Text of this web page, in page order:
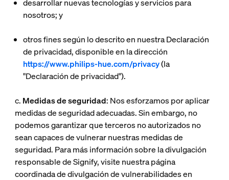
desarrollar nuevas tecnologías y servicios para
nosotros; y
otros fines según lo descrito en nuestra Declaración
de privacidad, disponible en la dirección
https://www.philips-hue.com/privacy(la
"Declaración de privacidad").
c. Medidas de seguridad: Nos esforzamos por aplicar
medidas de seguridad adecuadas. Sin embargo, no
podemos garantizar que terceros no autorizados no
sean capaces de vulnerar nuestras medidas de
seguridad. Para más información sobre la divulgación
responsable de Signify, visite nuestra página
coordinada de divulgación de vulnerabilidades en